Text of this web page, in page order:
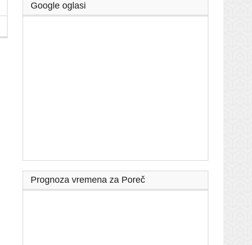
Google oglasi
Prognoza vremena za Poreč